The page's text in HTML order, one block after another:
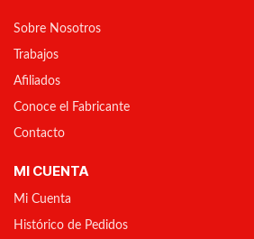
Sobre Nosotros
Trabajos
Afiliados
Conoce el Fabricante
Contacto
MI CUENTA
Mi Cuenta
Histórico de Pedidos